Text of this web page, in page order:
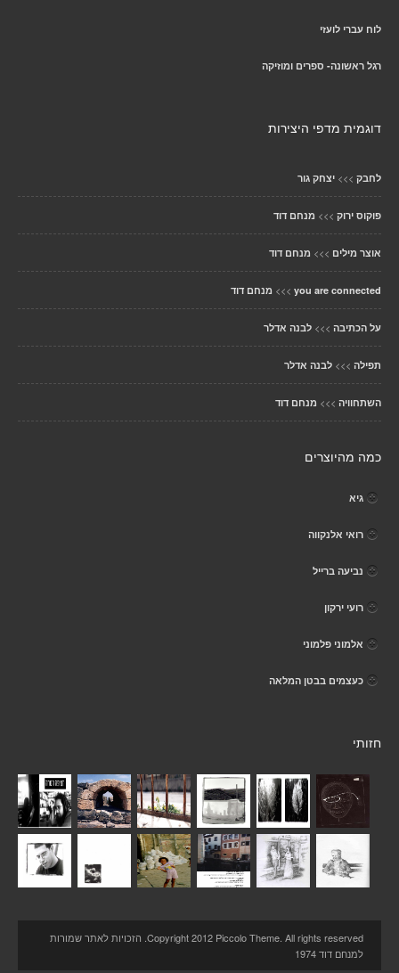
לוח עברי לועזי
רגל ראשונה- ספרים ומוזיקה
דוגמית מדפי היצירות
לחבק >>> יצחק גור
פוקוס ירוק >>> מנחם דוד
אוצר מילים >>> מנחם דוד
you are connected
>>> מנחם דוד
על הכתיבה >>> לבנה אדלר
תפילה >>> לבנה אדלר
השתחוויה >>> מנחם דוד
כמה מהיוצרים
גיא
רואי אלנקווה
נביעה ברייל
רועי ירקון
אלמוני פלמוני
כעצמים בבטן המלאה
חזותי
Copyright 2012 Piccolo Theme. All rights reserved. הזכויות לאתר שמורות
למנחם דוד 1974